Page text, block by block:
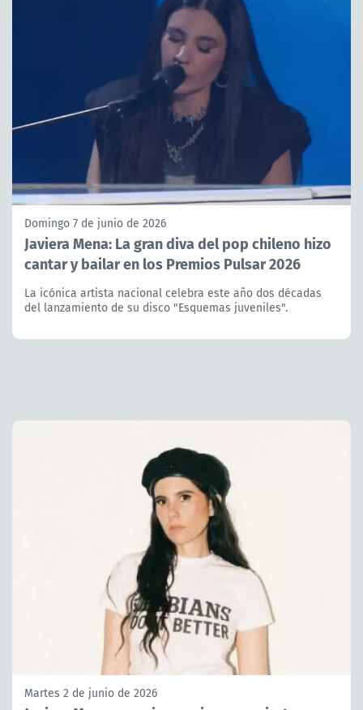
Domingo 7 de junio de 2026
Javiera Mena: La gran diva del pop chileno hizo
cantar y bailar en los Premios Pulsar 2026
La icónica artista nacional celebra este año dos décadas
del lanzamiento de su disco "Esquemas juveniles".
Martes 2 de junio de 2026